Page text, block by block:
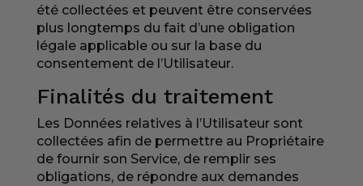
été collectées et peuvent être conservées
plus longtemps du fait d’une obligation
légale applicable ou sur la base du
consentement de l’Utilisateur.
Finalités du traitement
Les Données relatives à l’Utilisateur sont
collectées afin de permettre au Propriétaire
de fournir son Service, de remplir ses
obligations, de répondre aux demandes